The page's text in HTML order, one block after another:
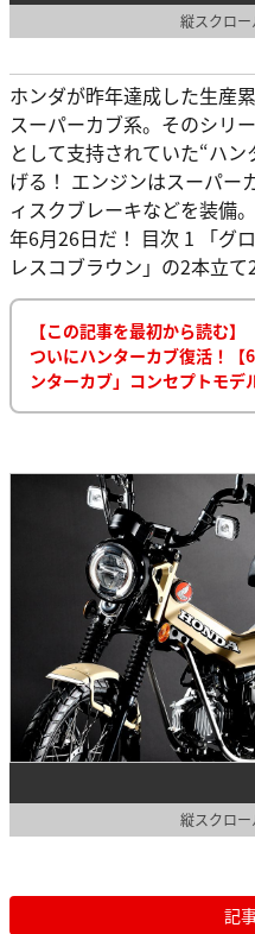
縦スクロ
ホンダが昨年達成した生産
スーパーカブ系。そのシリ
として支持されていた“ハ
げる！ エンジンはスーパー
ィスクブレーキなどを装備
年6月26日だ！ 目次 1 「グ
レスコブラウン」の2本立
【この記事を最初から読む】
ついにハンターカブ復活！【
ンターカブ」コンセプトモデ
縦スクロ
記